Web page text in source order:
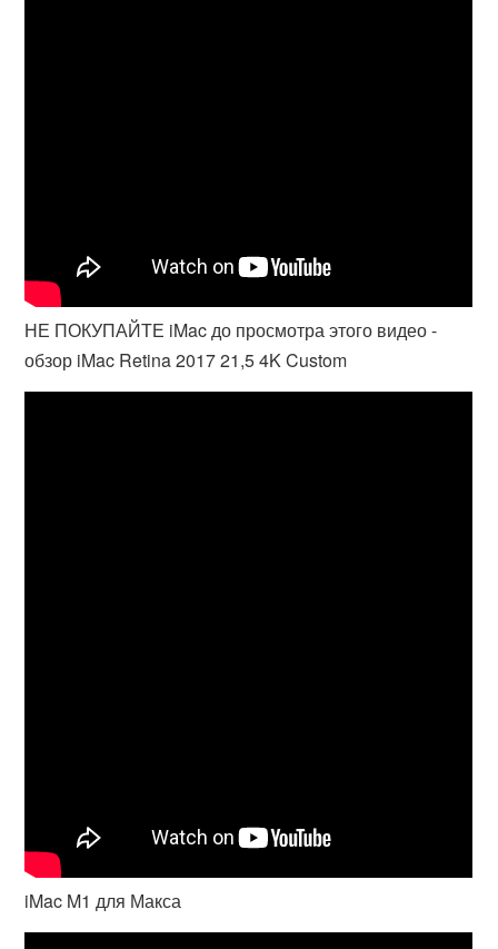
НЕ ПОКУПАЙТЕ iMac до просмотра этого видео -
обзор iMac Retina 2017 21,5 4K Custom
iMac M1 для Макса